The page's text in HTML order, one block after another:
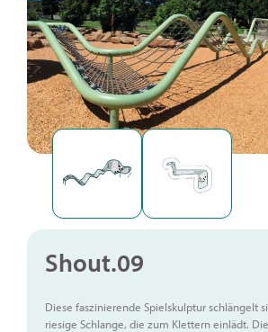
Shout.09
Diese faszinierende Spielskulptur schlängelt
riesige Schlange, die zum Klettern einlädt.